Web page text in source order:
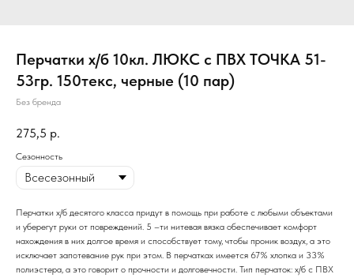
Перчатки х/б 10кл. ЛЮКС с ПВХ ТОЧКА 51-
53гр. 150текс, черные (10 пар)
Без бренда
275,5 р.
Сезонность
Перчатки х/б десятого класса придут в помощь при работе с любыми объектами
и уберегут руки от повреждений. 5 –ти нитевая вязка обеспечивает комфорт
нахождения в них долгое время и способствует тому, чтобы проник воздух, а это
исключает запотевание рук при этом. В перчатках имеется 67% хлопка и 33%
полиэстера, а это говорит о прочности и долговечности. Тип перчаток: х/б с ПВХ